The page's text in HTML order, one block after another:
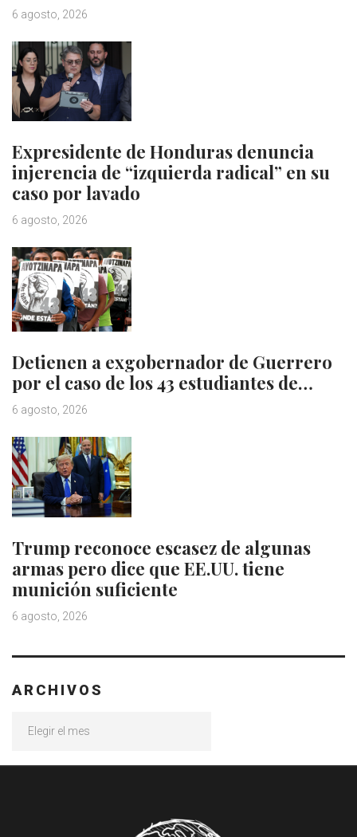
6 agosto, 2026
Expresidente de Honduras denuncia
injerencia de “izquierda radical” en su
caso por lavado
6 agosto, 2026
Detienen a exgobernador de Guerrero
por el caso de los 43 estudiantes de…
6 agosto, 2026
Trump reconoce escasez de algunas
armas pero dice que EE.UU. tiene
munición suficiente
6 agosto, 2026
ARCHIVOS